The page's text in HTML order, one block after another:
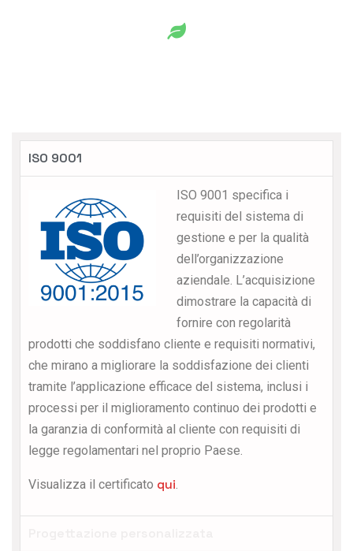
ISO 9001
ISO 9001 specifica i
requisiti del sistema di
gestione e per la qualità
dell’organizzazione
aziendale. L’acquisizione
dimostrare la capacità di
fornire con regolarità
prodotti che soddisfano cliente e requisiti normativi,
che mirano a migliorare la soddisfazione dei clienti
tramite l’applicazione efficace del sistema, inclusi i
processi per il miglioramento continuo dei prodotti e
la garanzia di conformità al cliente con requisiti di
legge regolamentari nel proprio Paese.
Visualizza il certificato qui.